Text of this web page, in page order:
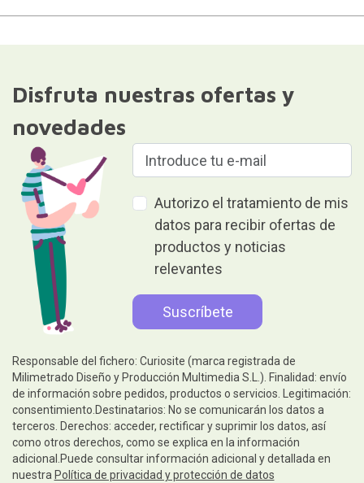
Disfruta nuestras ofertas y
novedades
Autorizo el tratamiento de mis
datos para recibir ofertas de
productos y noticias
relevantes
Responsable del fichero: Curiosite (marca registrada de
Milimetrado Diseño y Producción Multimedia S.L.). Finalidad: envío
de información sobre pedidos, productos o servicios. Legitimación:
consentimiento.Destinatarios: No se comunicarán los datos a
terceros. Derechos: acceder, rectificar y suprimir los datos, así
como otros derechos, como se explica en la información
adicional.Puede consultar información adicional y detallada en
nuestra Política de privacidad y protección de datos